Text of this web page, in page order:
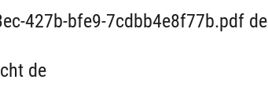
427b-bfe9-7cdbb4e8f77b.pdf de
de